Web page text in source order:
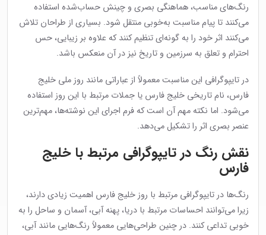
رنگ‌های مناسب، هماهنگی بصری و چینش حساب‌شده استفاده
می‌کنند تا پیام مناسبت به‌خوبی منتقل شود. بسیاری از طراحان تلاش
می‌کنند اثر خود را به گونه‌ای تنظیم کنند که علاوه بر زیبایی، حس
احترام و تعلق به سرزمین و تاریخ نیز در آن منعکس باشد.
در تایپوگرافی این مناسبت معمولاً از عباراتی مانند روز ملی خلیج
فارس، نام تاریخی خلیج فارس یا جملات مرتبط با این روز استفاده
می‌شود. اما نکته مهم آن است که فرم اجرای این نوشته‌ها، مهم‌ترین
عنصر بصری اثر را تشکیل می‌دهد.
نقش رنگ در تایپوگرافی مرتبط با خلیج
فارس
رنگ‌ها در تایپوگرافی مرتبط با روز خلیج فارس اهمیت زیادی دارند،
زیرا می‌توانند احساسات مرتبط با دریا، پهنه آبی، آسمان و ساحل را به
خوبی تداعی کنند. در چنین طراحی‌هایی معمولاً رنگ‌هایی مانند آبی،